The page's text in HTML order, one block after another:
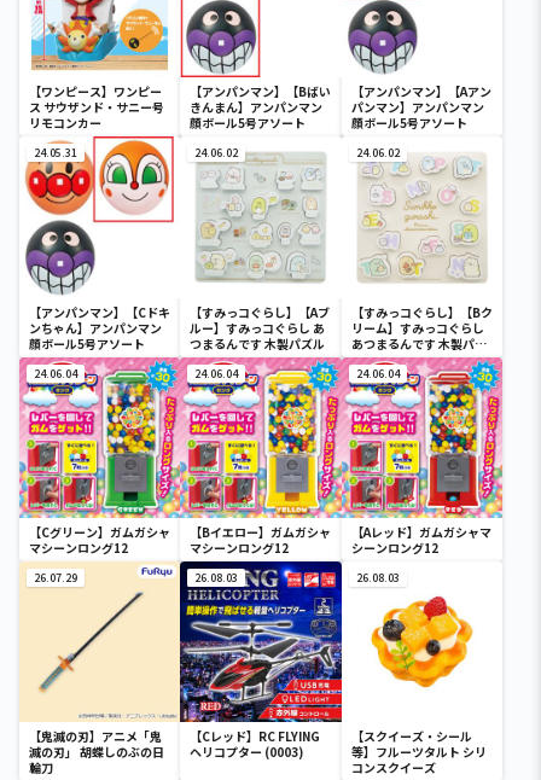
【ワンピース】ワンピー
ス サウザンド・サニー号
リモコンカー
【アンパンマン】【Bばい
きんまん】アンパンマン
顔ボール5号アソート
【アンパンマン】【Aアン
パンマン】アンパンマン
顔ボール5号アソート
24.05.31
【アンパンマン】【Cドキ
ンちゃん】アンパンマン
顔ボール5号アソート
24.06.02
【すみっコぐらし】【Aブ
ルー】すみっコぐらし あ
つまるんです 木製パズル
24.06.02
【すみっコぐらし】【Bク
リーム】すみっコぐらし
あつまるんです 木製パズ
ル
24.06.04
【Cグリーン】ガムガシャ
マシーンロング12
24.06.04
【Bイエロー】ガムガシャ
マシーンロング12
24.06.04
【Aレッド】ガムガシャマ
シーンロング12
26.07.29
【鬼滅の刃】アニメ「鬼
滅の刃」 胡蝶しのぶの日
輪刀
26.08.03
【Cレッド】RC FLYING
ヘリコプター (0003)
26.08.03
【スクイーズ・シール
等】フルーツタルト シリ
コンスクイーズ